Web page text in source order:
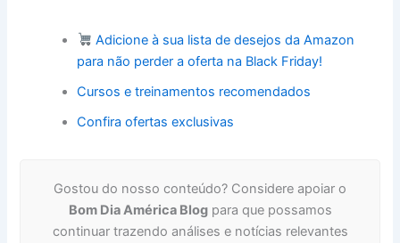
Adicione à sua lista de desejos da Amazon
para não perder a oferta na Black Friday!
Cursos e treinamentos recomendados
Confira ofertas exclusivas
Gostou do nosso conteúdo? Considere apoiar o
Bom Dia América Blogpara que possamos
continuar trazendo análises e notícias relevantes